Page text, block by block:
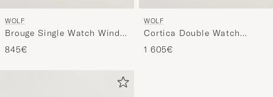
WOLF
Brouge Single Watch Winder
Burnished Brown
845€
WOLF
Cortica Double Watch
Winder Cork
1 605€